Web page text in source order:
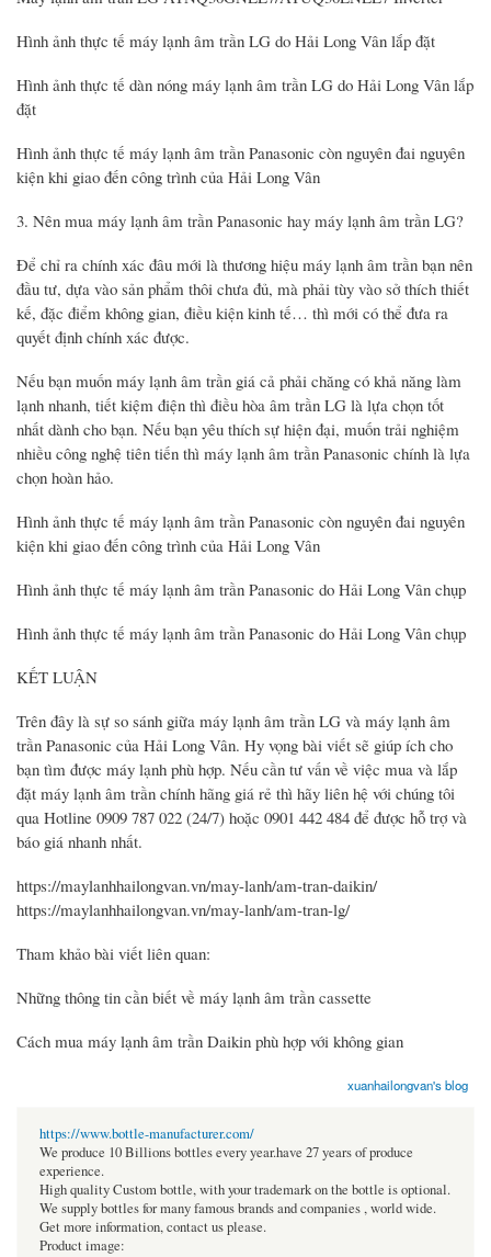
Hình ảnh thực tế máy lạnh âm trần LG do Hải Long Vân lắp đặt
Hình ảnh thực tế dàn nóng máy lạnh âm trần LG do Hải Long Vân lắp
đặt
Hình ảnh thực tế máy lạnh âm trần Panasonic còn nguyên đai nguyên
kiện khi giao đến công trình của Hải Long Vân
3. Nên mua máy lạnh âm trần Panasonic hay máy lạnh âm trần LG?
Để chỉ ra chính xác đâu mới là thương hiệu máy lạnh âm trần bạn nên
đầu tư, dựa vào sản phẩm thôi chưa đủ, mà phải tùy vào sở thích thiết
kế, đặc điểm không gian, điều kiện kinh tế… thì mới có thể đưa ra
quyết định chính xác được.
Nếu bạn muốn máy lạnh âm trần giá cả phải chăng có khả năng làm
lạnh nhanh, tiết kiệm điện thì điều hòa âm trần LG là lựa chọn tốt
nhất dành cho bạn. Nếu bạn yêu thích sự hiện đại, muốn trải nghiệm
nhiều công nghệ tiên tiến thì máy lạnh âm trần Panasonic chính là lựa
chọn hoàn hảo.
Hình ảnh thực tế máy lạnh âm trần Panasonic còn nguyên đai nguyên
kiện khi giao đến công trình của Hải Long Vân
Hình ảnh thực tế máy lạnh âm trần Panasonic do Hải Long Vân chụp
Hình ảnh thực tế máy lạnh âm trần Panasonic do Hải Long Vân chụp
KẾT LUẬN
Trên đây là sự so sánh giữa máy lạnh âm trần LG và máy lạnh âm
trần Panasonic của Hải Long Vân. Hy vọng bài viết sẽ giúp ích cho
bạn tìm được máy lạnh phù hợp. Nếu cần tư vấn về việc mua và lắp
đặt máy lạnh âm trần chính hãng giá rẻ thì hãy liên hệ với chúng tôi
qua Hotline 0909 787 022 (24/7) hoặc 0901 442 484 để được hỗ trợ và
báo giá nhanh nhất.
https://maylanhhailongvan.vn/may-lanh/am-tran-daikin/
https://maylanhhailongvan.vn/may-lanh/am-tran-lg/
Tham khảo bài viết liên quan:
Những thông tin cần biết về máy lạnh âm trần cassette
Cách mua máy lạnh âm trần Daikin phù hợp với không gian
xuanhailongvan's blog
https://www.bottle-manufacturer.com/
We produce 10 Billions bottles every year.have 27 years of produce
experience.
High quality Custom bottle, with your trademark on the bottle is optional.
We supply bottles for many famous brands and companies , world wide.
Get more information, contact us please.
Product image: